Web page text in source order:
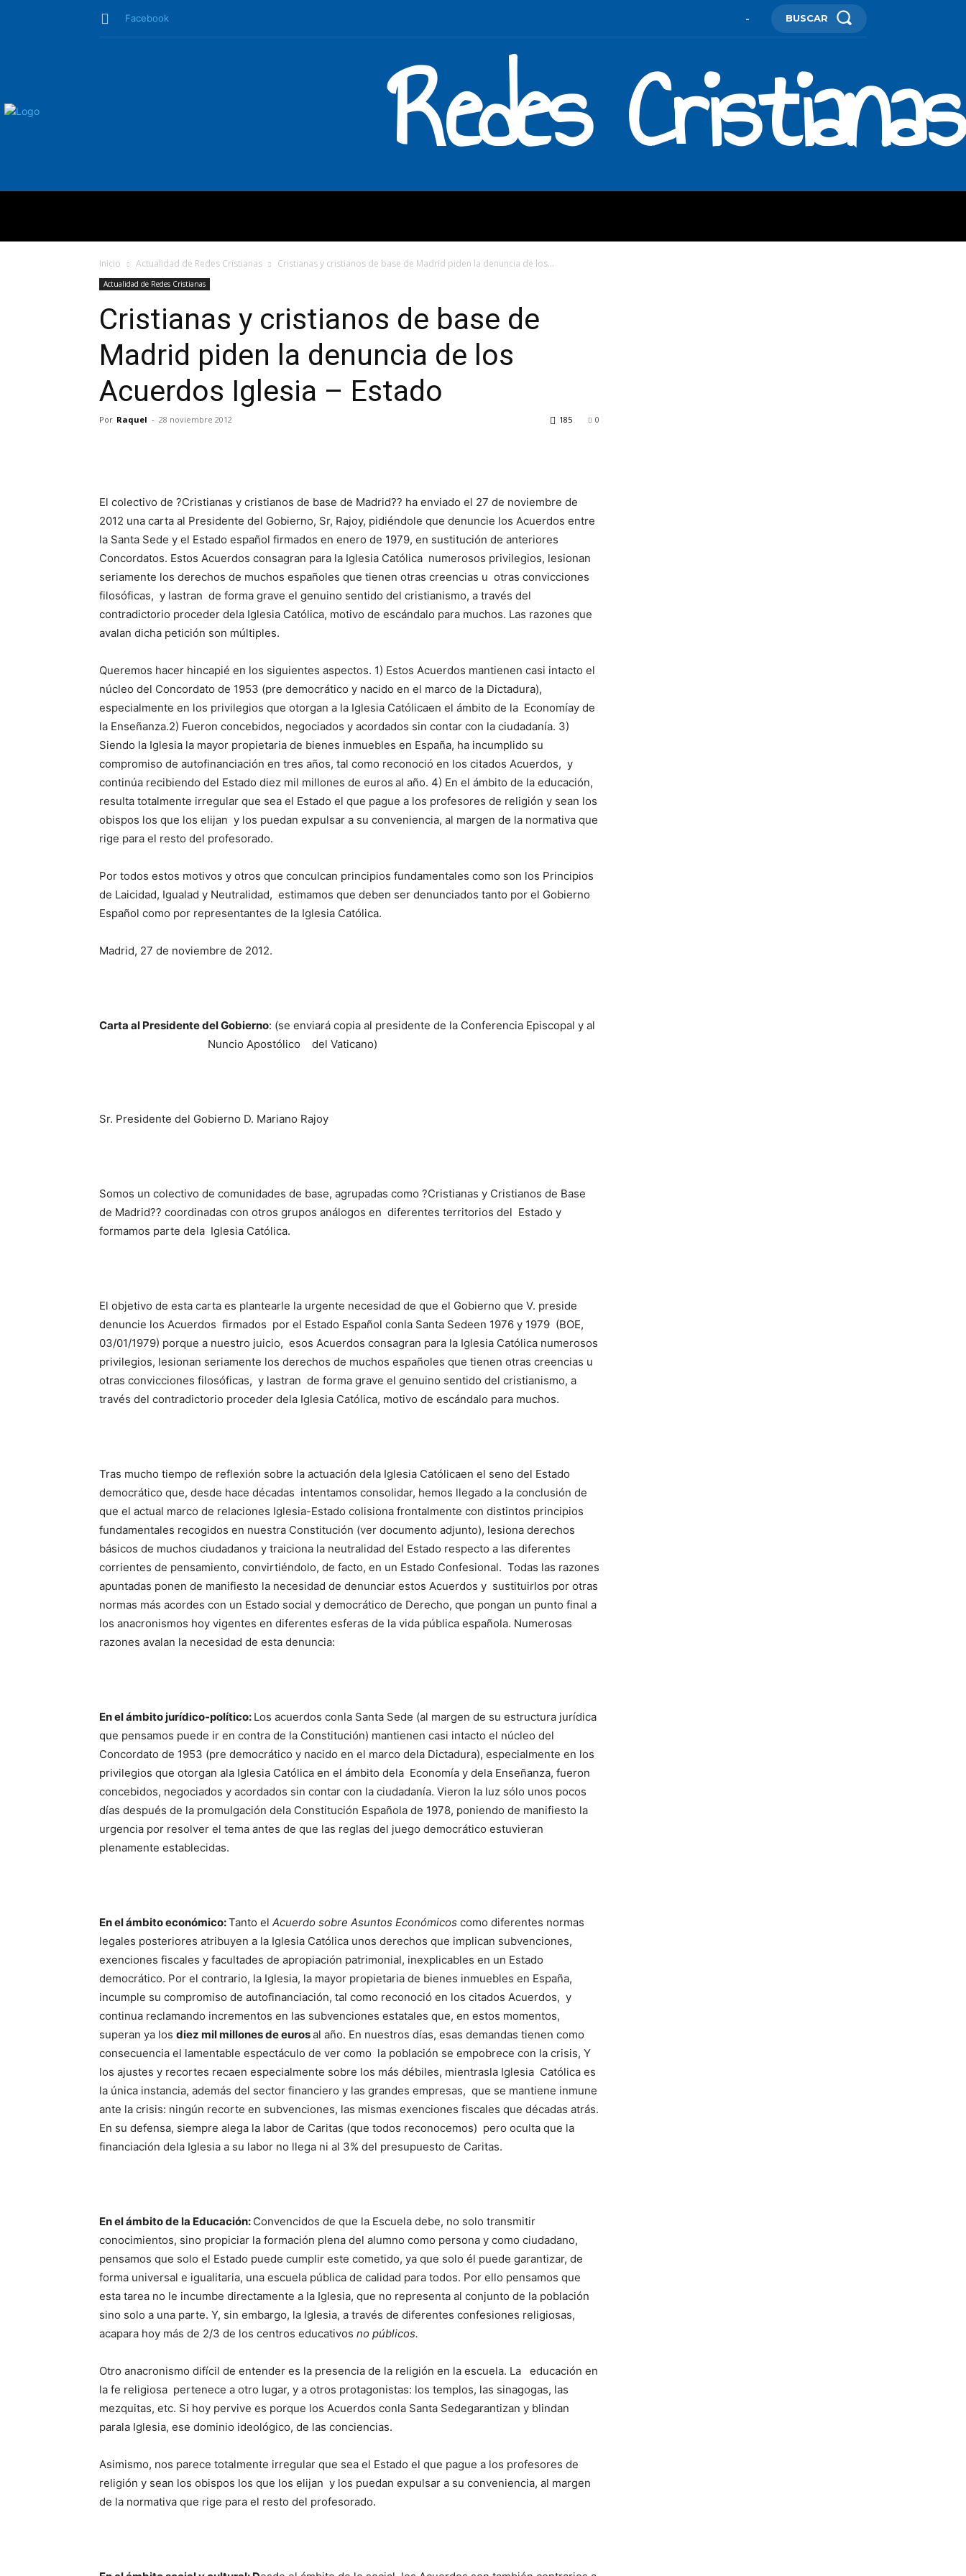
Facebook - BUSCAR
Redes Cristianas
Inicio Actualidad de Redes Cristianas Cristianas y cristianos de base de Madrid piden la denuncia de los...
Actualidad de Redes Cristianas
Cristianas y cristianos de base de
Madrid piden la denuncia de los
Acuerdos Iglesia – Estado
Por Raquel - 28 noviembre 2012 0
185
El colectivo de ?Cristianas y cristianos de base de Madrid?? ha enviado el 27 de noviembre de
2012 una carta al Presidente del Gobierno, Sr, Rajoy, pidiéndole que denuncie los Acuerdos entre
la Santa Sede y el Estado español firmados en enero de 1979, en sustitución de anteriores
Concordatos. Estos Acuerdos consagran para la Iglesia Católica numerosos privilegios, lesionan
seriamente los derechos de muchos españoles que tienen otras creencias u otras convicciones
filosóficas, y lastran de forma grave el genuino sentido del cristianismo, a través del
contradictorio proceder dela Iglesia Católica, motivo de escándalo para muchos. Las razones que
avalan dicha petición son múltiples.
Queremos hacer hincapié en los siguientes aspectos. 1) Estos Acuerdos mantienen casi intacto el
núcleo del Concordato de 1953 (pre democrático y nacido en el marco de la Dictadura),
especialmente en los privilegios que otorgan a la Iglesia Católicaen el ámbito de la Economíay de
la Enseñanza.2) Fueron concebidos, negociados y acordados sin contar con la ciudadanía. 3)
Siendo la Iglesia la mayor propietaria de bienes inmuebles en España, ha incumplido su
compromiso de autofinanciación en tres años, tal como reconoció en los citados Acuerdos, y
continúa recibiendo del Estado diez mil millones de euros al año. 4) En el ámbito de la educación,
resulta totalmente irregular que sea el Estado el que pague a los profesores de religión y sean los
obispos los que los elijan y los puedan expulsar a su conveniencia, al margen de la normativa que
rige para el resto del profesorado.
Por todos estos motivos y otros que conculcan principios fundamentales como son los Principios
de Laicidad, Igualad y Neutralidad, estimamos que deben ser denunciados tanto por el Gobierno
Español como por representantes de la Iglesia Católica.
Madrid, 27 de noviembre de 2012.
Carta al Presidente del Gobierno: (se enviará copia al presidente de la Conferencia Episcopal y al
Nuncio Apostólico del Vaticano)
Sr. Presidente del Gobierno D. Mariano Rajoy
Somos un colectivo de comunidades de base, agrupadas como ?Cristianas y Cristianos de Base
de Madrid?? coordinadas con otros grupos análogos en diferentes territorios del Estado y
formamos parte dela Iglesia Católica.
El objetivo de esta carta es plantearle la urgente necesidad de que el Gobierno que V. preside
denuncie los Acuerdos firmados por el Estado Español conla Santa Sedeen 1976 y 1979 (BOE,
03/01/1979) porque a nuestro juicio, esos Acuerdos consagran para la Iglesia Católica numerosos
privilegios, lesionan seriamente los derechos de muchos españoles que tienen otras creencias u
otras convicciones filosóficas, y lastran de forma grave el genuino sentido del cristianismo, a
través del contradictorio proceder dela Iglesia Católica, motivo de escándalo para muchos.
Tras mucho tiempo de reflexión sobre la actuación dela Iglesia Católicaen el seno del Estado
democrático que, desde hace décadas intentamos consolidar, hemos llegado a la conclusión de
que el actual marco de relaciones Iglesia-Estado colisiona frontalmente con distintos principios
fundamentales recogidos en nuestra Constitución (ver documento adjunto), lesiona derechos
básicos de muchos ciudadanos y traiciona la neutralidad del Estado respecto a las diferentes
corrientes de pensamiento, convirtiéndolo, de facto, en un Estado Confesional. Todas las razones
apuntadas ponen de manifiesto la necesidad de denunciar estos Acuerdos y sustituirlos por otras
normas más acordes con un Estado social y democrático de Derecho, que pongan un punto final a
los anacronismos hoy vigentes en diferentes esferas de la vida pública española. Numerosas
razones avalan la necesidad de esta denuncia:
En el ámbito jurídico-político: Los acuerdos conla Santa Sede (al margen de su estructura jurídica
que pensamos puede ir en contra de la Constitución) mantienen casi intacto el núcleo del
Concordato de 1953 (pre democrático y nacido en el marco dela Dictadura), especialmente en los
privilegios que otorgan ala Iglesia Católica en el ámbito dela Economía y dela Enseñanza, fueron
concebidos, negociados y acordados sin contar con la ciudadanía. Vieron la luz sólo unos pocos
días después de la promulgación dela Constitución Española de 1978, poniendo de manifiesto la
urgencia por resolver el tema antes de que las reglas del juego democrático estuvieran
plenamente establecidas.
En el ámbito económico:Tanto el Acuerdo sobre Asuntos Económicos como diferentes normas
legales posteriores atribuyen a la Iglesia Católica unos derechos que implican subvenciones,
exenciones fiscales y facultades de apropiación patrimonial, inexplicables en un Estado
democrático. Por el contrario, la Iglesia, la mayor propietaria de bienes inmuebles en España,
incumple su compromiso de autofinanciación, tal como reconoció en los citados Acuerdos, y
continua reclamando incrementos en las subvenciones estatales que, en estos momentos,
superan ya los diez mil millones de eurosal año. En nuestros días, esas demandas tienen como
consecuencia el lamentable espectáculo de ver como la población se empobrece con la crisis, Y
los ajustes y recortes recaen especialmente sobre los más débiles, mientrasla Iglesia Católica es
la única instancia, además del sector financiero y las grandes empresas, que se mantiene inmune
ante la crisis: ningún recorte en subvenciones, las mismas exenciones fiscales que décadas atrás.
En su defensa, siempre alega la labor de Caritas (que todos reconocemos) pero oculta que la
financiación dela Iglesia a su labor no llega ni al 3% del presupuesto de Caritas.
En el ámbito de la Educación: Convencidos de que la Escuela debe, no solo transmitir
conocimientos, sino propiciar la formación plena del alumno como persona y como ciudadano,
pensamos que solo el Estado puede cumplir este cometido, ya que solo él puede garantizar, de
forma universal e igualitaria, una escuela pública de calidad para todos. Por ello pensamos que
esta tarea no le incumbe directamente a la Iglesia, que no representa al conjunto de la población
sino solo a una parte. Y, sin embargo, la Iglesia, a través de diferentes confesiones religiosas,
acapara hoy más de 2/3 de los centros educativos no públicos.
Otro anacronismo difícil de entender es la presencia de la religión en la escuela. La educación en
la fe religiosa pertenece a otro lugar, y a otros protagonistas: los templos, las sinagogas, las
mezquitas, etc. Si hoy pervive es porque los Acuerdos conla Santa Sedegarantizan y blindan
parala Iglesia, ese dominio ideológico, de las conciencias.
Asimismo, nos parece totalmente irregular que sea el Estado el que pague a los profesores de
religión y sean los obispos los que los elijan y los puedan expulsar a su conveniencia, al margen
de la normativa que rige para el resto del profesorado.